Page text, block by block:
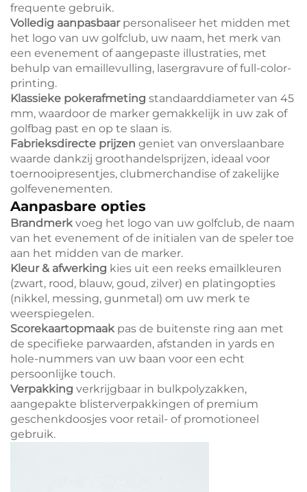
frequente gebruik.
Volledig aanpasbaar personaliseer het midden met
het logo van uw golfclub, uw naam, het merk van
een evenement of aangepaste illustraties, met
behulp van emaillevulling, lasergravure of full-color-
printing.
Klassieke pokerafmeting standaarddiameter van 45
mm, waardoor de marker gemakkelijk in uw zak of
golfbag past en op te slaan is.
Fabrieksdirecte prijzen geniet van onverslaanbare
waarde dankzij groothandelsprijzen, ideaal voor
toernooipresentjes, clubmerchandise of zakelijke
golfevenementen.
Aanpasbare opties
Brandmerk voeg het logo van uw golfclub, de naam
van het evenement of de initialen van de speler toe
aan het midden van de marker.
Kleur & afwerking kies uit een reeks emailkleuren
(zwart, rood, blauw, goud, zilver) en platingopties
(nikkel, messing, gunmetal) om uw merk te
weerspiegelen.
Scorekaartopmaak pas de buitenste ring aan met
de specifieke parwaarden, afstanden in yards en
hole-nummers van uw baan voor een echt
persoonlijke touch.
Verpakking verkrijgbaar in bulkpolyzakken,
aangepakte blisterverpakkingen of premium
geschenkdoosjes voor retail- of promotioneel
gebruik.